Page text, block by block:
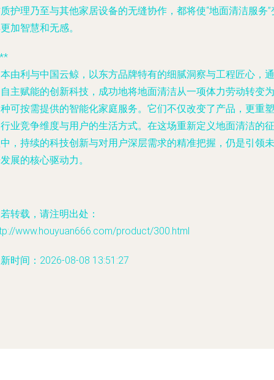
护理乃至与其他家居设备的无缝协作，都将使“地面清洁服务”
加智慧和无感。
由利与中国云鲸，以东方品牌特有的细腻洞察与工程匠心，通
主赋能的创新科技，成功地将地面清洁从一项体力劳动转变为
可按需提供的智能化家庭服务。它们不仅改变了产品，更重塑
业竞争维度与用户的生活方式。在这场重新定义地面清洁的征
，持续的科技创新与对用户深层需求的精准把握，仍是引领未
展的核心驱动力。
转载，请注明出处：
www.houyuan666.com/product/300.html
时间：2026-08-08 13:51:27